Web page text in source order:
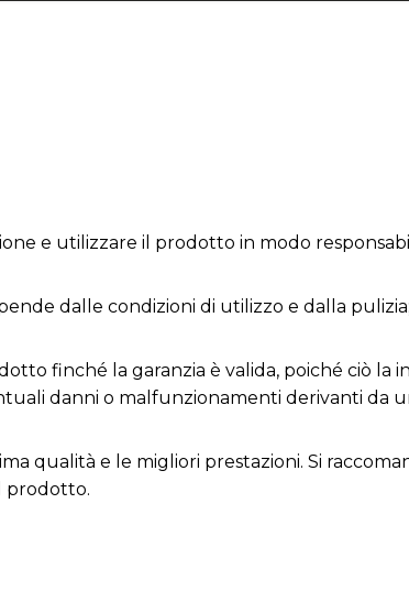
e utilizzare il prodotto in modo
dalle condizioni di utilizzo e dalla
finché la garanzia è valida, poiché ciò la
danni o malfunzionamenti derivanti da
qualità e le migliori prestazioni. Si
prodotto.